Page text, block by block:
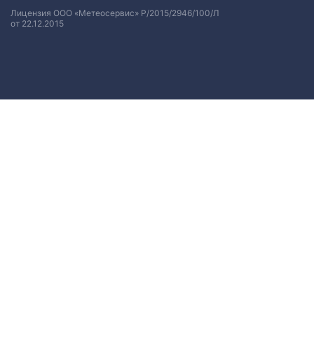
Лицензия ООО «Метеосервис» Р/2015/2946/100/Л
от 22.12.2015